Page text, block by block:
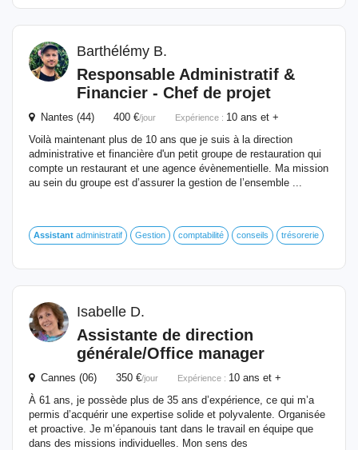
Barthélémy B.
Responsable Administratif &
Financier - Chef de projet
Nantes (44) 400 €/jour Expérience : 10 ans et +
Voilà maintenant plus de 10 ans que je suis à la direction
administrative et financière d'un petit groupe de restauration qui
compte un restaurant et une agence évènementielle. Ma mission
au sein du groupe est d’assurer la gestion de l’ensemble ...
Assistant administratif Gestion comptabilité conseils trésorerie
Isabelle D.
Assistante de direction
générale/Office manager
Cannes (06) 350 €/jour Expérience : 10 ans et +
À 61 ans, je possède plus de 35 ans d’expérience, ce qui m’a
permis d’acquérir une expertise solide et polyvalente. Organisée
et proactive. Je m’épanouis tant dans le travail en équipe que
dans des missions individuelles. Mon sens des